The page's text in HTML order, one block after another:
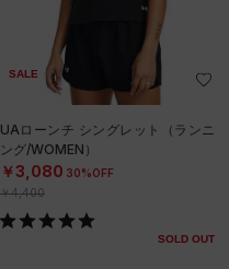
SALE
UAローンチ シングレット（ランニ
ング/WOMEN）
￥3,080 30%OFF
￥4,400
SOLD OUT